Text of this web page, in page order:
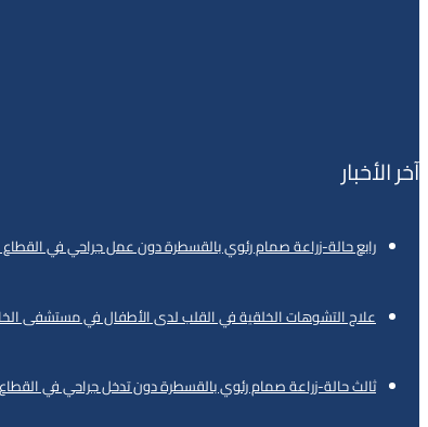
آخر الأخبار
رابع حالة-زراعة صمام رئوي بالقسطرة دون عمل جراحي في
علاج التشوهات الخلقية في القلب لدى الأطفال في مستشفى
ثالث حالة-زراعة صمام رئوي بالقسطرة دون تدخل جراحي في